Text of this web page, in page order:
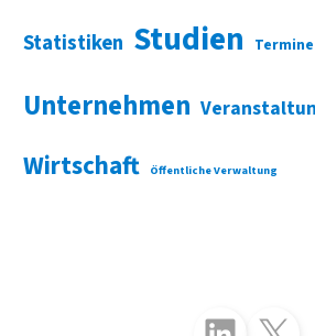
Statistiken Studien Termine
Unternehmen
Wirtschaft Öffentliche Verwaltung